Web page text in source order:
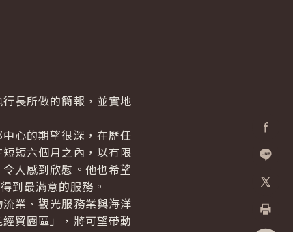
加入好
長所做的簡報，並實地
心的期望很深，在歷任
短六個月之內，以有限
人感到欣慰。他也希望
到最滿意的服務。
業、觀光服務業與海洋
貿園區」，將可望帶動